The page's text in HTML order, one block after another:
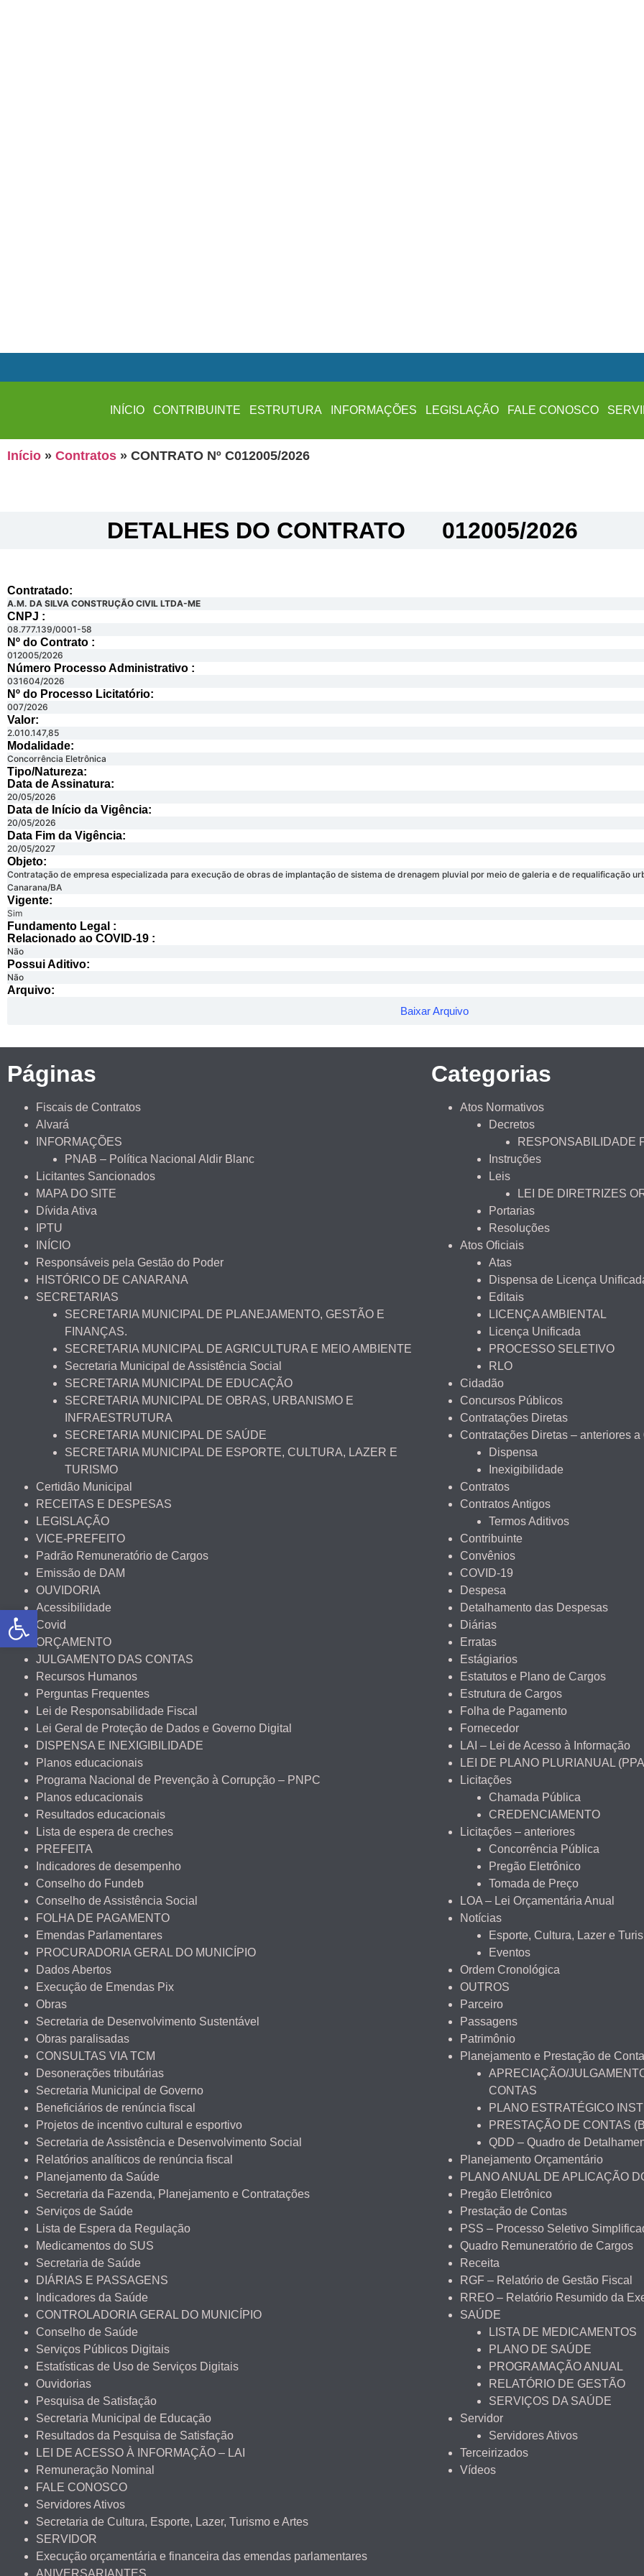
INÍCIO CONTRIBUINTE ESTRUTURA INFORMAÇÕES LEGISLAÇÃO FALE CONOSCO
Início » Contratos » CONTRATO Nº C012005/2026
DETALHES DO CONTRATO​ 012005/2026
Contratado:
A.M. DA SILVA CONSTRUÇÃO CIVIL LTDA-ME
CNPJ :
08.777.139/0001-58
Nº do Contrato :
012005/2026
Número Processo Administrativo :
031604/2026
Nº do Processo Licitatório:
007/2026
Valor:
2.010.147,85
Modalidade:
Concorrência Eletrônica
Tipo/Natureza:
Data de Assinatura:
20/05/2026
Data de Início da Vigência:
20/05/2026
Data Fim da Vigência:
20/05/2027
Objeto:
Contratação de empresa especializada para execução de obras de implantação de sistema de drenagem pluvial por meio de galeria e de requalificação
Canarana/BA
Vigente:
Sim
Fundamento Legal :​
Relacionado ao COVID-19 :​
Não
Possui Aditivo:​
Não
Arquivo:
Baixar Arquivo
Páginas
Fiscais de Contratos
Alvará
INFORMAÇÕES
PNAB – Política Nacional Aldir Blanc
Licitantes Sancionados
MAPA DO SITE
Dívida Ativa
IPTU
INÍCIO
Responsáveis pela Gestão do Poder
HISTÓRICO DE CANARANA
SECRETARIAS
SECRETARIA MUNICIPAL DE PLANEJAMENTO, GESTÃO E
FINANÇAS.
SECRETARIA MUNICIPAL DE AGRICULTURA E MEIO AMBIENTE
Secretaria Municipal de Assistência Social
SECRETARIA MUNICIPAL DE EDUCAÇÃO
SECRETARIA MUNICIPAL DE OBRAS, URBANISMO E
INFRAESTRUTURA
SECRETARIA MUNICIPAL DE SAÚDE
SECRETARIA MUNICIPAL DE ESPORTE, CULTURA, LAZER E
TURISMO
Certidão Municipal
RECEITAS E DESPESAS
LEGISLAÇÃO
VICE-PREFEITO
Padrão Remuneratório de Cargos
Emissão de DAM
OUVIDORIA
Acessibilidade
Covid
ORÇAMENTO
JULGAMENTO DAS CONTAS
Recursos Humanos
Perguntas Frequentes
Lei de Responsabilidade Fiscal
Lei Geral de Proteção de Dados e Governo Digital
DISPENSA E INEXIGIBILIDADE
Planos educacionais
Programa Nacional de Prevenção à Corrupção – PNPC
Planos educacionais
Resultados educacionais
Lista de espera de creches
PREFEITA
Indicadores de desempenho
Conselho do Fundeb
Conselho de Assistência Social
FOLHA DE PAGAMENTO
Emendas Parlamentares
PROCURADORIA GERAL DO MUNICÍPIO
Dados Abertos
Execução de Emendas Pix
Obras
Secretaria de Desenvolvimento Sustentável
Obras paralisadas
CONSULTAS VIA TCM
Desonerações tributárias
Secretaria Municipal de Governo
Beneficiários de renúncia fiscal
Projetos de incentivo cultural e esportivo
Secretaria de Assistência e Desenvolvimento Social
Relatórios analíticos de renúncia fiscal
Planejamento da Saúde
Secretaria da Fazenda, Planejamento e Contratações
Serviços de Saúde
Lista de Espera da Regulação
Medicamentos do SUS
Secretaria de Saúde
DIÁRIAS E PASSAGENS
Indicadores da Saúde
CONTROLADORIA GERAL DO MUNICÍPIO
Conselho de Saúde
Serviços Públicos Digitais
Estatísticas de Uso de Serviços Digitais
Ouvidorias
Pesquisa de Satisfação
Secretaria Municipal de Educação
Resultados da Pesquisa de Satisfação
LEI DE ACESSO À INFORMAÇÃO – LAI
Remuneração Nominal
FALE CONOSCO
Servidores Ativos
Secretaria de Cultura, Esporte, Lazer, Turismo e Artes
SERVIDOR
Execução orçamentária e financeira das emendas parlamentares
Categorias
Atos Normativos
Decretos
RESPONSABILIDADE
Instruções
Leis
LEI DE DIRETRIZES
Portarias
Resoluções
Atos Oficiais
Atas
Dispensa de Licença
Editais
LICENÇA AMBIENTAL
Licença Unificada
PROCESSO SELETIVO
RLO
Cidadão
Concursos Públicos
Contratações Diretas
Contratações Diretas – anteriores a
Dispensa
Inexigibilidade
Contratos
Contratos Antigos
Termos Aditivos
Contribuinte
Convênios
COVID-19
Despesa
Detalhamento das Despesas
Diárias
Erratas
Estágiarios
Estatutos e Plano de Cargos
Estrutura de Cargos
Folha de Pagamento
Fornecedor
LAI – Lei de Acesso à Informação
LEI DE PLANO PLURIANUAL
Licitações
Chamada Pública
CREDENCIAMENTO
Licitações – anteriores
Concorrência Pública
Pregão Eletrônico
Tomada de Preço
LOA – Lei Orçamentária Anual
Notícias
Esporte, Cultura, Lazer e
Eventos
Ordem Cronológica
OUTROS
Parceiro
Passagens
Patrimônio
Planejamento e Prestação de
APRECIAÇÃO/
CONTAS
PLANO ESTRATÉGICO
PRESTAÇÃO DE CONTAS
QDD – Quadro de
Planejamento Orçamentário
PLANO ANUAL DE APLICAÇÃO
Pregão Eletrônico
Prestação de Contas
PSS – Processo Seletivo
Quadro Remuneratório de Cargos
Receita
RGF – Relatório de Gestão Fiscal
RREO – Relatório Resumido da
SAÚDE
LISTA DE MEDICAMENTOS
PLANO DE SAÚDE
PROGRAMAÇÃO ANUAL
RELATÓRIO DE GESTÃO
SERVIÇOS DA SAÚDE
Servidor
Servidores Ativos
Terceirizados
Vídeos
Abrir a barra de ferramentas